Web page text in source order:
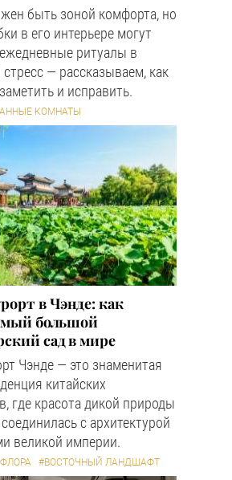
быть зоной комфорта, но
в его интерьере могут
ритуалы в
— рассказываем, как
и исправить.
КОМНАТЫ
в Чэнде: как
большой
сад в мире
Чэнде — это знаменитая
китайских
где красота дикой природы
с архитектурой
великой империи.
#ВОСТОЧНЫЙ ЛАНДШАФТ